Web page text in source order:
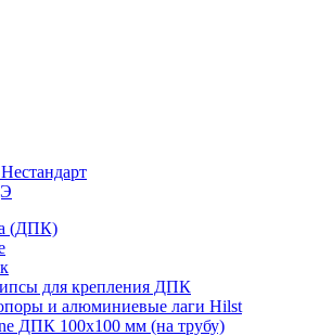
(ДПК)
для крепления ДПК
и алюминиевые лаги Hilst
ДПК 100х100 мм (на трубу)